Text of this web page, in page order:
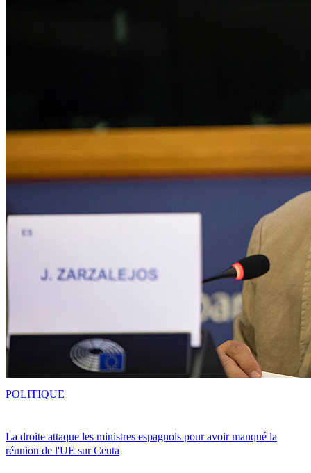
La droite attaque les ministres espagnols pour avoir manqué la
réunion de l'UE sur Ceuta
POLITIQUE